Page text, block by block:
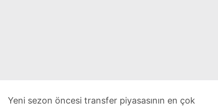
Yeni sezon öncesi transfer piyasasının en çok